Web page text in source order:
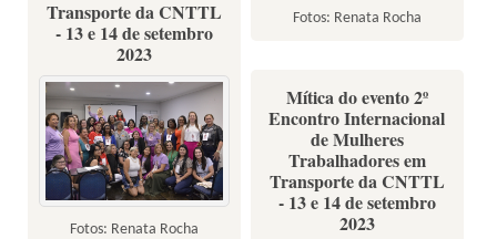
Fotos: Renata Rocha
Transporte da CNTTL
- 13 e 14 de setembro
2023
Fotos: Renata Rocha
Mítica do evento 2º
Encontro Internacional
de Mulheres
Trabalhadores em
Transporte da CNTTL
- 13 e 14 de setembro
2023